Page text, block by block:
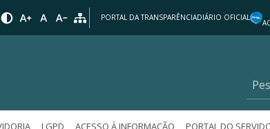
PORTAL DA TRANSPARÊNCIADIÁRIO OFICIAL
LGPD ACESSO À INFORMAÇÃO PORTAL DO